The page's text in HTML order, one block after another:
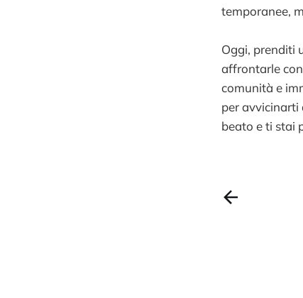
temporanee,
Oggi, prenditi
affrontarle
comunità e
per avvicinarti
beato e ti stai